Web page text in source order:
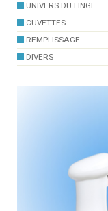
UNIVERS DU LINGE
CUVETTES
REMPLISSAGE
DIVERS